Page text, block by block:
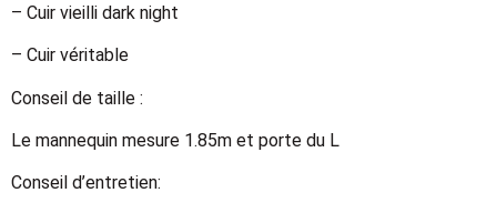
– Cuir vieilli dark night
– Cuir véritable
Conseil de taille :
Le mannequin mesure 1.85m et porte du L
Conseil d’entretien: